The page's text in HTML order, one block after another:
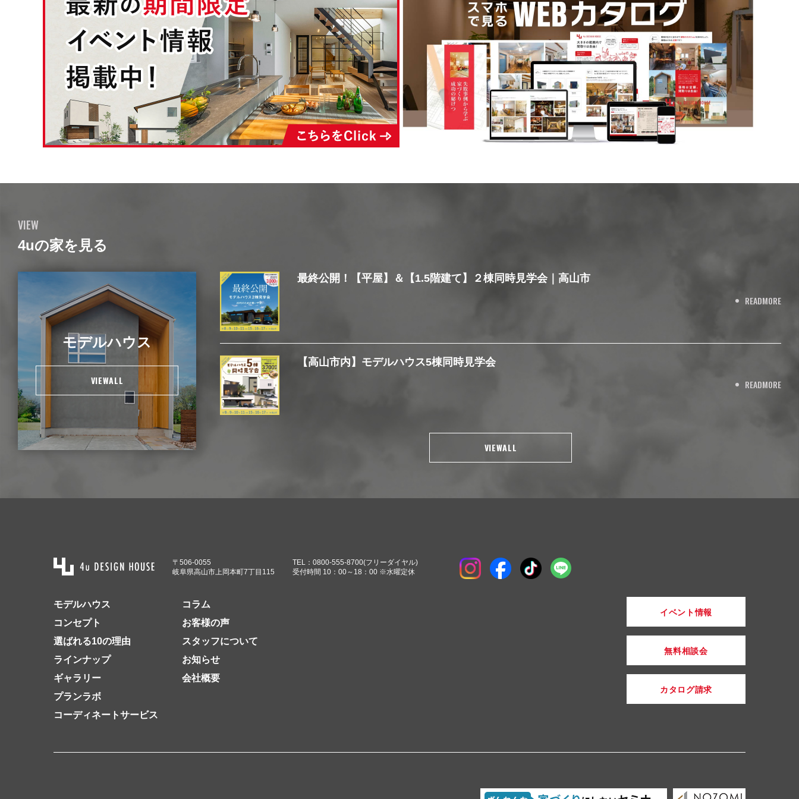
VIEW
4uの家を見る
モデルハウス
VIEWALL
最終公開！【平屋】＆【1.5階建て】２棟同時見学会｜高山市
READMORE
【高山市内】モデルハウス5棟同時見学会
READMORE
VIEWALL
〒506-0055
岐阜県高山市上岡本町7丁目115
TEL：0800-555-8700(フリーダイヤル)
受付時間 10：00～18：00 ※水曜定休
モデルハウス
コンセプト
選ばれる10の理由
ラインナップ
ギャラリー
プランラボ
コーディネートサービス
コラム
お客様の声
スタッフについて
お知らせ
会社概要
イベント情報
無料相談会
カタログ請求